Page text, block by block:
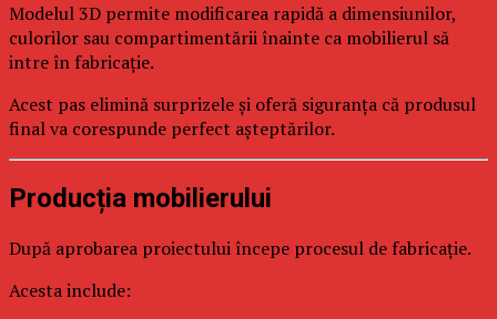
Modelul 3D permite modificarea rapidă a dimensiunilor,
culorilor sau compartimentării înainte ca mobilierul să
intre în fabricație.
Acest pas elimină surprizele și oferă siguranța că produsul
final va corespunde perfect așteptărilor.
Producția mobilierului
După aprobarea proiectului începe procesul de fabricație.
Acesta include: